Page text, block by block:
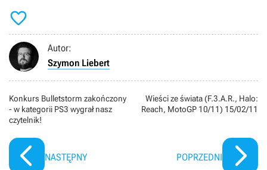

Autor:
Szymon Liebert
Konkurs Bulletstorm zakończony
- w kategorii PS3 wygrał nasz
czytelnik!
NASTĘPNY
Wieści ze świata (F.3.A.R., Halo:
Reach, MotoGP 10/11) 15/02/11
POPRZEDNI